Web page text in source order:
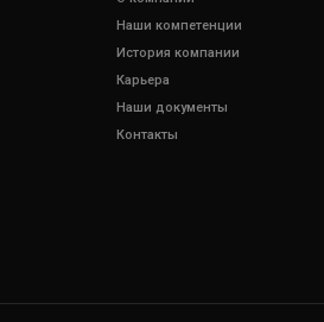
Наши компетенции
История компании
Карьера
Наши документы
Контакты